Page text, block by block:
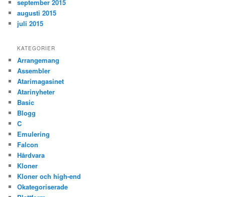
september 2015
augusti 2015
juli 2015
KATEGORIER
Arrangemang
Assembler
Atarimagasinet
Atarinyheter
Basic
Blogg
C
Emulering
Falcon
Hårdvara
Kloner
Kloner och high-end
Okategoriserade